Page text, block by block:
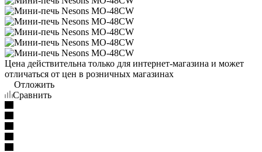
Цена действительна только для интернет-магазина и может
отличаться от цен в розничных магазинах
Отложить
Сравнить